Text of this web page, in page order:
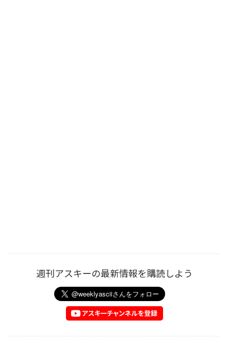
週刊アスキーの最新情報を購読しよう